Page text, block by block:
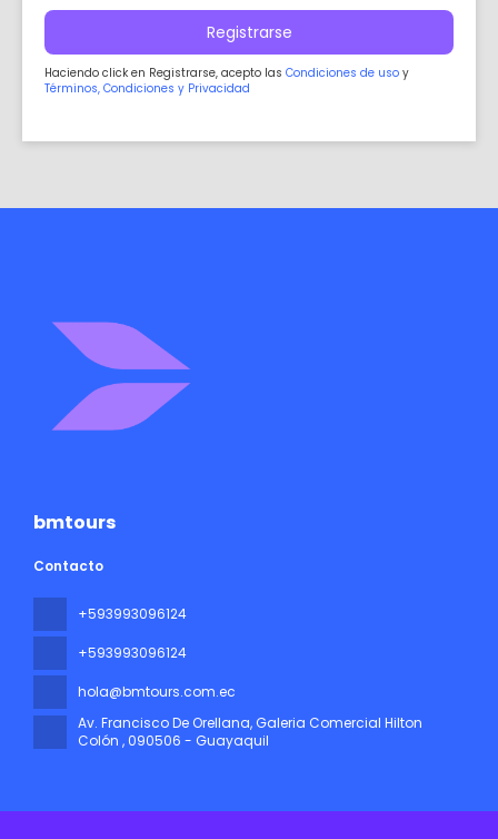
Registrarse
Haciendo click en Registrarse, acepto las Condiciones de uso y
Términos, Condiciones y Privacidad
bmtours
Contacto
+593993096124
+593993096124
hola@bmtours.com.ec
Av. Francisco De Orellana, Galeria Comercial Hilton
Colón , 090506 - Guayaquil